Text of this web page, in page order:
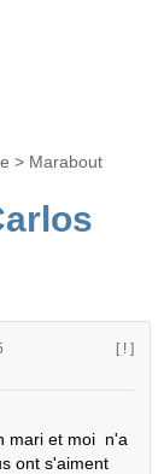
> Marabout
[ ! ]
mari et moi  n'a
ont s'aiment